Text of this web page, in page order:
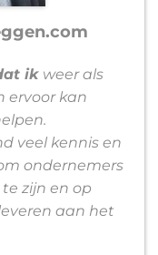
ik weer als
ervoor kan
veel kennis en
ondernemers
zijn en op
aan het